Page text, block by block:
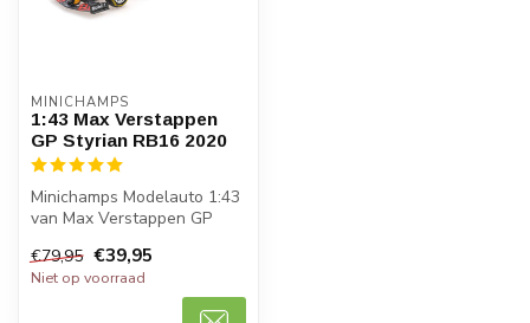
MINICHAMPS
1:43 Max Verstappen
GP Styrian RB16 2020
Minichamps Modelauto 1:43
van Max Verstappen GP
RB16 202...
€79,95 €39,95
Niet op voorraad